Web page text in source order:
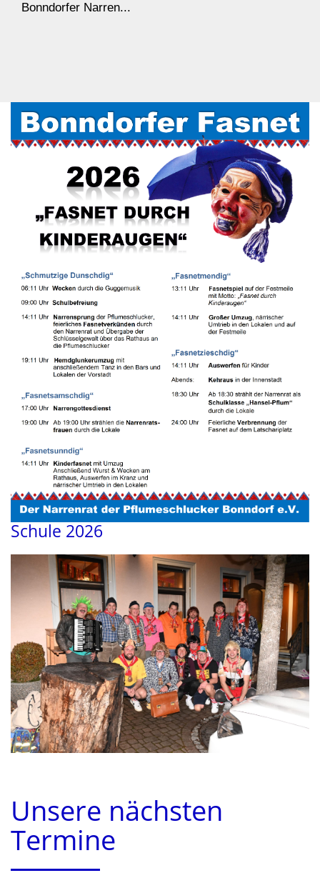
Bonndorfer Narren...
Schule 2026
Unsere nächsten
Termine